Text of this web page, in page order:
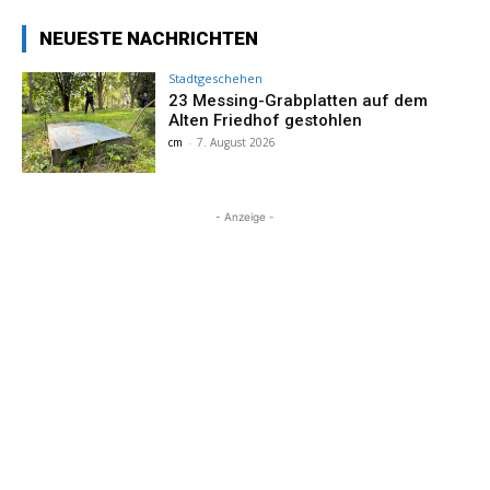
NEUESTE NACHRICHTEN
Stadtgeschehen
23 Messing-Grabplatten auf dem
Alten Friedhof gestohlen
cm - 7. August 2026
- Anzeige -